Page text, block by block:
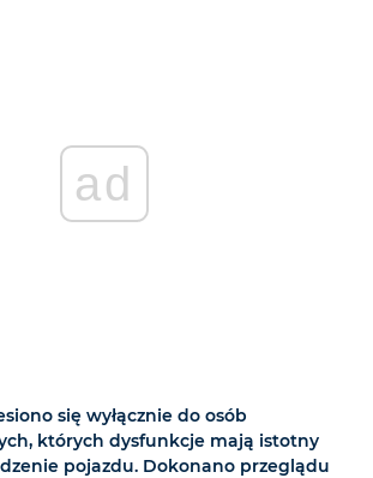
ad
się wyłącznie do osób
których dysfunkcje mają istotny
pojazdu. Dokonano przeglądu